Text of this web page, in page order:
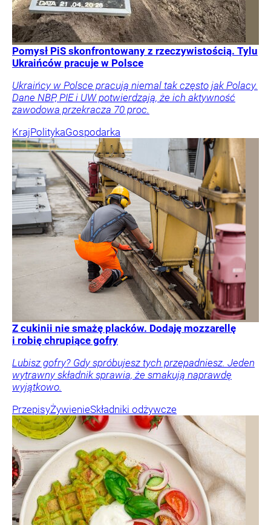
Pomysł PiS skonfrontowany z rzeczywistością. Tylu
Ukraińców pracuje w Polsce
Ukraińcy w Polsce pracują niemal tak często jak Polacy.
Dane NBP, PIE i UW potwierdzają, że ich aktywność
zawodowa przekracza 70 proc.
KrajPolitykaGospodarka
Z cukinii nie smażę placków. Dodaję mozzarellę
i robię chrupiące gofry
Lubisz gofry? Gdy spróbujesz tych przepadniesz. Jeden
wytrawny składnik sprawia, że smakują naprawdę
wyjątkowo.
PrzepisyŻywienieSkładniki odżywcze